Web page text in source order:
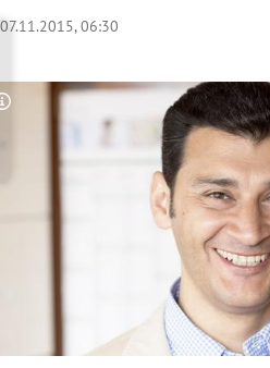
Untermenü
Untermenü
07.11.2015, 06:30
Copyright-Hinweis öffnen/schließen